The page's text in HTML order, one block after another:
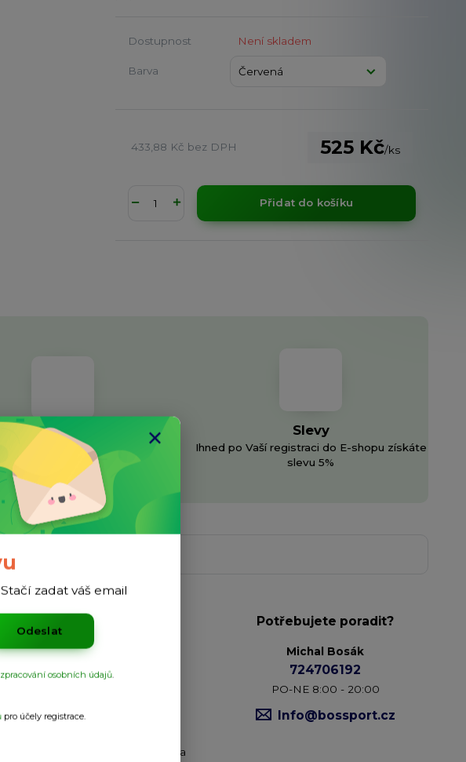
Dostupnost Není skladem
Barva
525 Kč/ks
433,88 Kč bez DPH
Přidat do košíku
Facebook
aktivní na sociélních sítí
Slevy
Ihned po Vaší registraci do E-shopu získáte
slevu 5%
s vyjímatelnou přihrádkou. Taška
Potřebujete poradit?
Michal Bosák
724706192
PO-NE 8:00 - 20:00
Info@bossport.cz
zadat váš email
Odeslat
osobních údajů.
pro účely registrace.